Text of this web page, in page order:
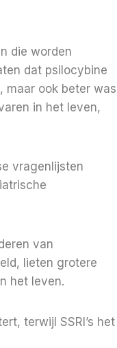
die worden
dat psilocybine
maar ook beter was
in het leven,
vragenlijsten
van
lieten grotere
het leven.
terwijl SSRI’s het